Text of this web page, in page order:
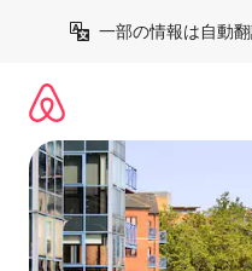
一部の情報は自動翻